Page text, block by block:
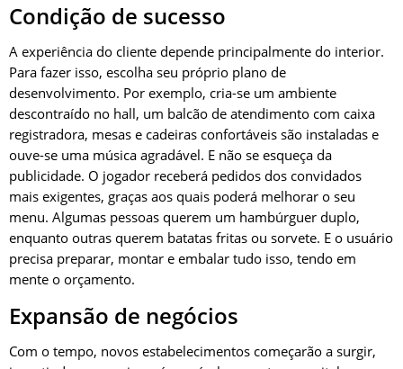
Condição de sucesso
A experiência do cliente depende principalmente do interior.
Para fazer isso, escolha seu próprio plano de
desenvolvimento. Por exemplo, cria-se um ambiente
descontraído no hall, um balcão de atendimento com caixa
registradora, mesas e cadeiras confortáveis são instaladas e
ouve-se uma música agradável. E não se esqueça da
publicidade. O jogador receberá pedidos dos convidados
mais exigentes, graças aos quais poderá melhorar o seu
menu. Algumas pessoas querem um hambúrguer duplo,
enquanto outras querem batatas fritas ou sorvete. E o usuário
precisa preparar, montar e embalar tudo isso, tendo em
mente o orçamento.
Expansão de negócios
Com o tempo, novos estabelecimentos começarão a surgir,